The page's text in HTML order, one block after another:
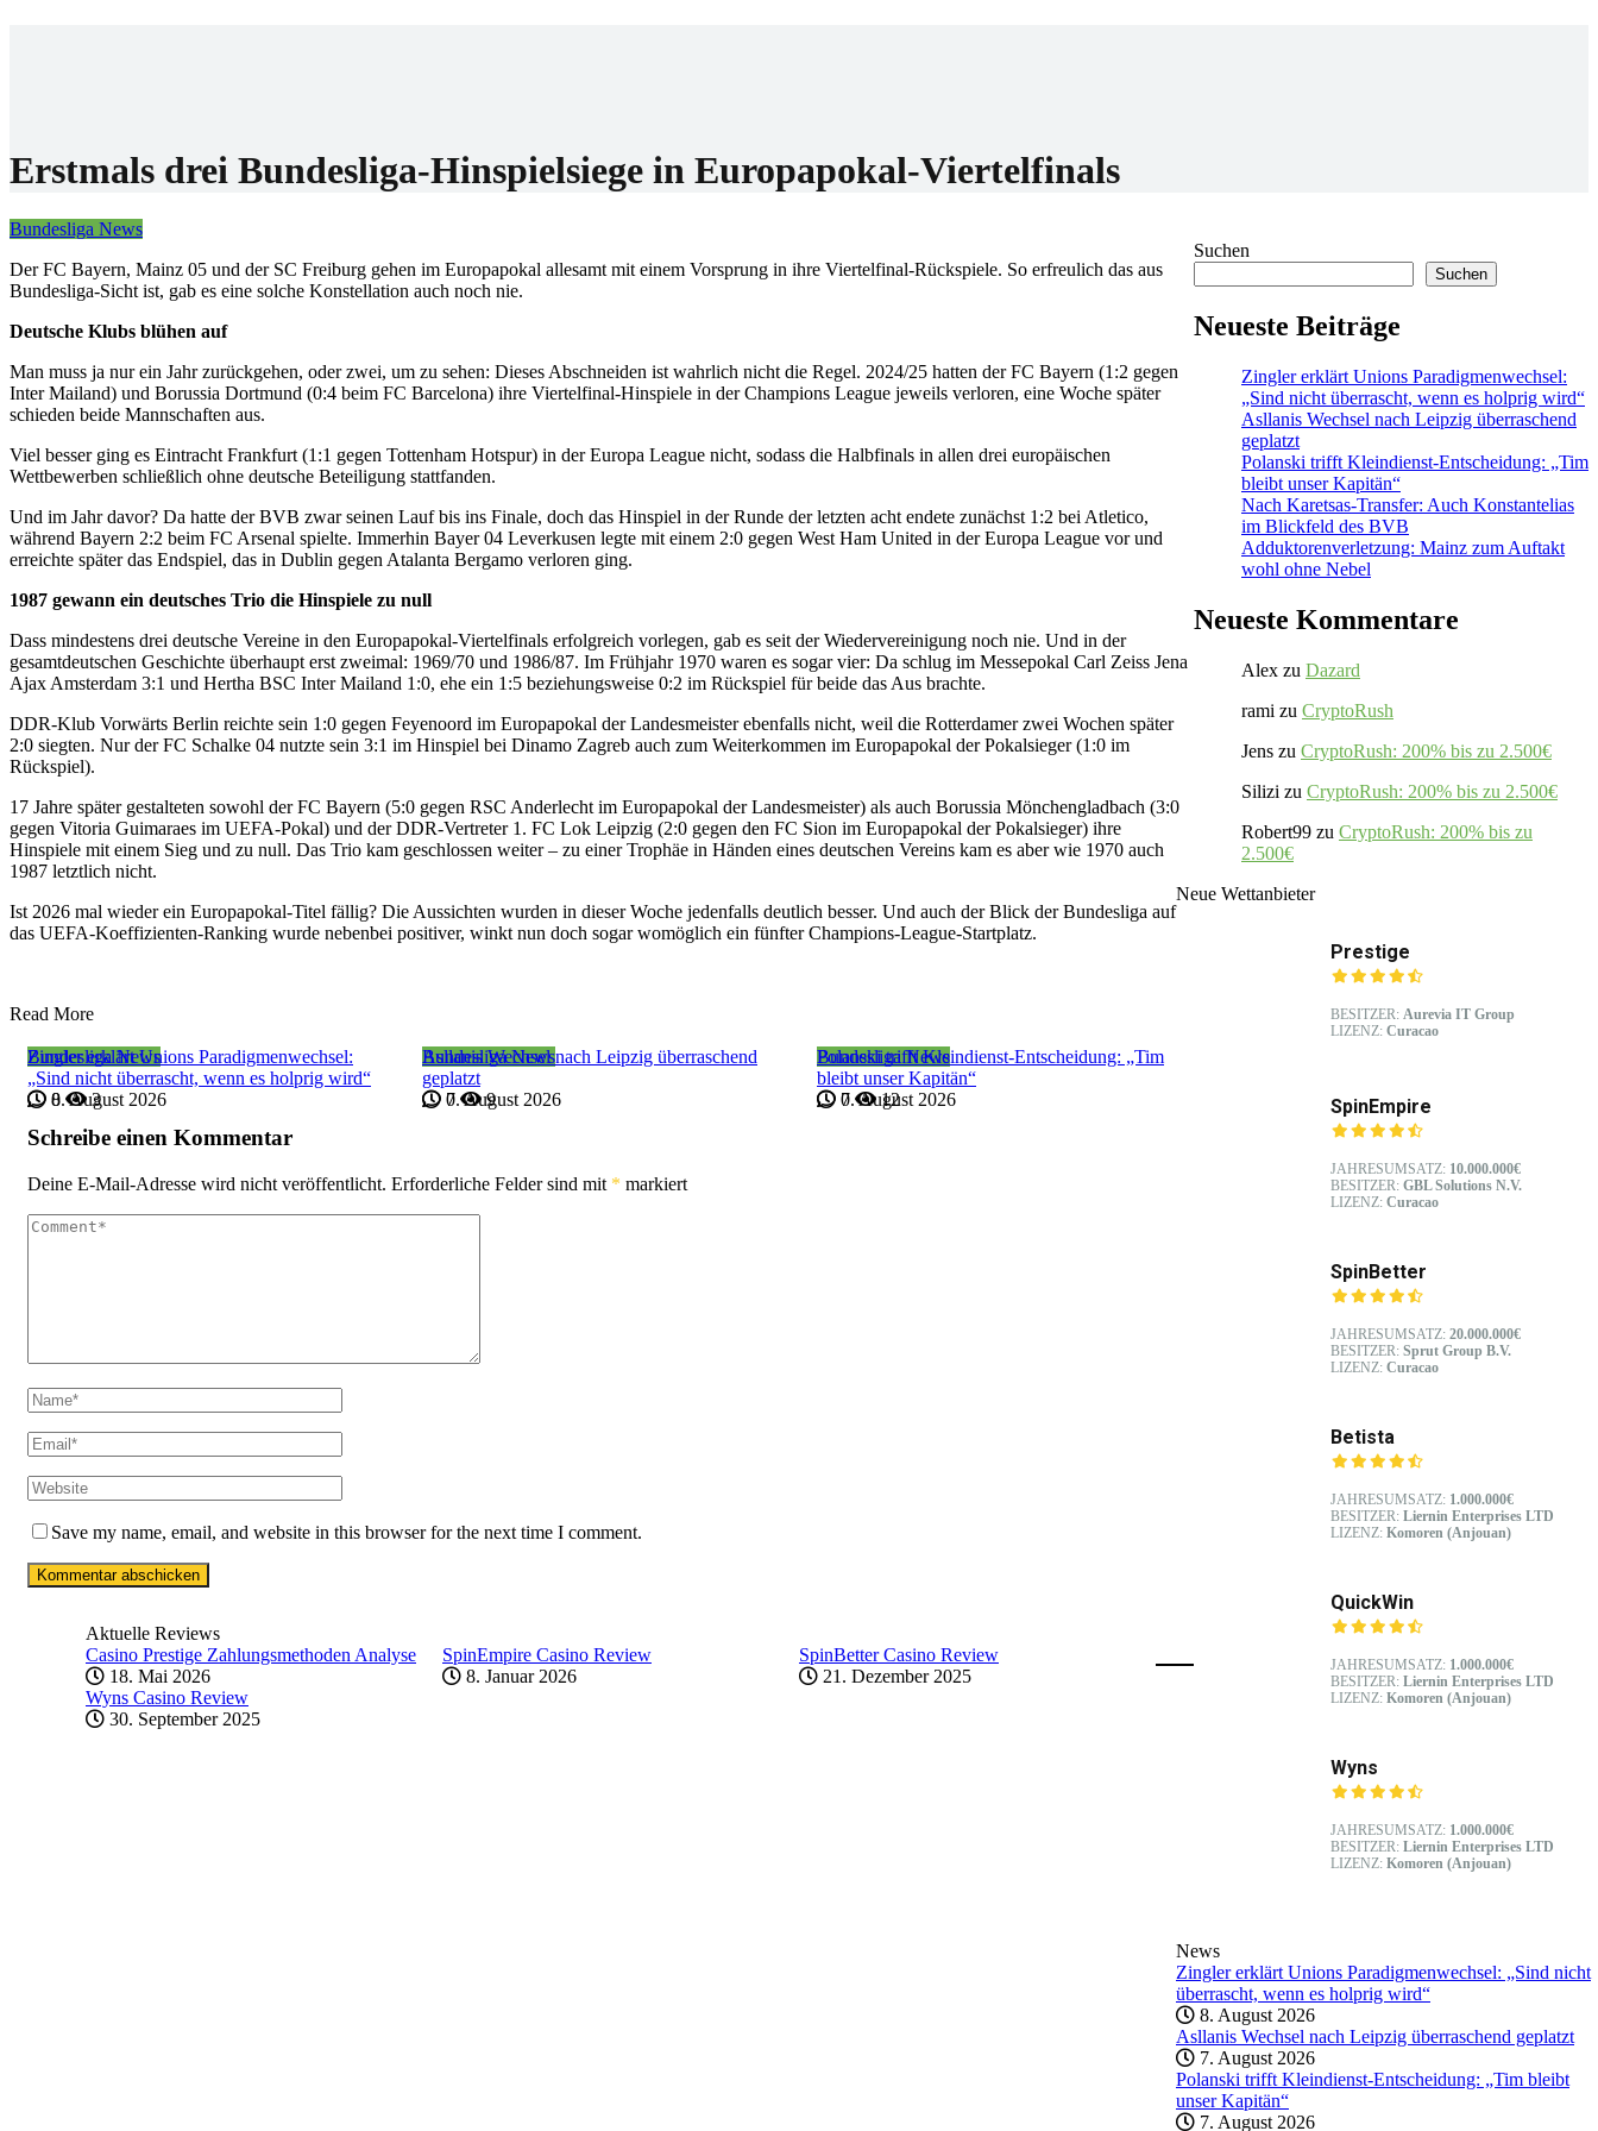
Erstmals drei Bundesliga-Hinspielsiege in Europapokal-Viertelfinals
Bundesliga News
Der FC Bayern, Mainz 05 und der SC Freiburg gehen im Europapokal allesamt mit einem Vorsprung in ihre Viertelfinal-Rückspiele. So erfreulich das aus
Bundesliga-Sicht ist, gab es eine solche Konstellation auch noch nie.
Deutsche Klubs blühen auf
Man muss ja nur ein Jahr zurückgehen, oder zwei, um zu sehen: Dieses Abschneiden ist wahrlich nicht die Regel. 2024/25 hatten der FC Bayern (1:2 gegen
Inter Mailand) und Borussia Dortmund (0:4 beim FC Barcelona) ihre Viertelfinal-Hinspiele in der Champions League jeweils verloren, eine Woche später
schieden beide Mannschaften aus.
Viel besser ging es Eintracht Frankfurt (1:1 gegen Tottenham Hotspur) in der Europa League nicht, sodass die Halbfinals in allen drei europäischen
Wettbewerben schließlich ohne deutsche Beteiligung stattfanden.
Und im Jahr davor? Da hatte der BVB zwar seinen Lauf bis ins Finale, doch das Hinspiel in der Runde der letzten acht endete zunächst 1:2 bei Atletico,
während Bayern 2:2 beim FC Arsenal spielte. Immerhin Bayer 04 Leverkusen legte mit einem 2:0 gegen West Ham United in der Europa League vor und
erreichte später das Endspiel, das in Dublin gegen Atalanta Bergamo verloren ging.
1987 gewann ein deutsches Trio die Hinspiele zu null
Dass mindestens drei deutsche Vereine in den Europapokal-Viertelfinals erfolgreich vorlegen, gab es seit der Wiedervereinigung noch nie. Und in der
gesamtdeutschen Geschichte überhaupt erst zweimal: 1969/70 und 1986/87. Im Frühjahr 1970 waren es sogar vier: Da schlug im Messepokal Carl Zeiss Jena
Ajax Amsterdam 3:1 und Hertha BSC Inter Mailand 1:0, ehe ein 1:5 beziehungsweise 0:2 im Rückspiel für beide das Aus brachte.
DDR-Klub Vorwärts Berlin reichte sein 1:0 gegen Feyenoord im Europapokal der Landesmeister ebenfalls nicht, weil die Rotterdamer zwei Wochen später
2:0 siegten. Nur der FC Schalke 04 nutzte sein 3:1 im Hinspiel bei Dinamo Zagreb auch zum Weiterkommen im Europapokal der Pokalsieger (1:0 im
Rückspiel).
17 Jahre später gestalteten sowohl der FC Bayern (5:0 gegen RSC Anderlecht im Europapokal der Landesmeister) als auch Borussia Mönchengladbach (3:0
gegen Vitoria Guimaraes im UEFA-Pokal) und der DDR-Vertreter 1. FC Lok Leipzig (2:0 gegen den FC Sion im Europapokal der Pokalsieger) ihre
Hinspiele mit einem Sieg und zu null. Das Trio kam geschlossen weiter – zu einer Trophäe in Händen eines deutschen Vereins kam es aber wie 1970 auch
1987 letztlich nicht.
Ist 2026 mal wieder ein Europapokal-Titel fällig? Die Aussichten wurden in dieser Woche jedenfalls deutlich besser. Und auch der Blick der Bundesliga auf
das UEFA-Koeffizienten-Ranking wurde nebenbei positiver, winkt nun doch sogar womöglich ein fünfter Champions-League-Startplatz.
Read More
Bundesliga News
Zingler erklärt Unions Paradigmenwechsel:
„Sind nicht überrascht, wenn es holprig wird“
8. August 2026
0 3
Bundesliga News
Asllanis Wechsel nach Leipzig überraschend
geplatzt
7. August 2026
0 9
Bundesliga News
Polanski trifft Kleindienst-Entscheidung: „Tim
bleibt unser Kapitän“
7. August 2026
0 12
Schreibe einen Kommentar
Deine E-Mail-Adresse wird nicht veröffentlicht. Erforderliche Felder sind mit * markiert
Save my name, email, and website in this browser for the next time I comment.
Suchen
Suchen
Neueste Beiträge
Zingler erklärt Unions Paradigmenwechsel:
„Sind nicht überrascht, wenn es holprig wird“
Asllanis Wechsel nach Leipzig überraschend
geplatzt
Polanski trifft Kleindienst-Entscheidung: „Tim
bleibt unser Kapitän“
Nach Karetsas-Transfer: Auch Konstantelias
im Blickfeld des BVB
Adduktorenverletzung: Mainz zum Auftakt
wohl ohne Nebel
Neueste Kommentare
Alex zu Dazard
rami zu CryptoRush
Jens zu CryptoRush: 200% bis zu 2.500€
Silizi zu CryptoRush: 200% bis zu 2.500€
Robert99 zu CryptoRush: 200% bis zu
2.500€
Neue Wettanbieter
Prestige
BESITZER: Aurevia IT Group
LIZENZ: Curacao
SpinEmpire
JAHRESUMSATZ: 10.000.000€
BESITZER: GBL Solutions N.V.
LIZENZ: Curacao
SpinBetter
JAHRESUMSATZ: 20.000.000€
BESITZER: Sprut Group B.V.
LIZENZ: Curacao
Betista
JAHRESUMSATZ: 1.000.000€
BESITZER: Liernin Enterprises LTD
LIZENZ: Komoren (Anjouan)
QuickWin
JAHRESUMSATZ: 1.000.000€
BESITZER: Liernin Enterprises LTD
LIZENZ: Komoren (Anjouan)
Wyns
JAHRESUMSATZ: 1.000.000€
BESITZER: Liernin Enterprises LTD
LIZENZ: Komoren (Anjouan)
News
Zingler erklärt Unions Paradigmenwechsel: „Sind nicht
überrascht, wenn es holprig wird“
8. August 2026
Asllanis Wechsel nach Leipzig überraschend geplatzt
7. August 2026
Polanski trifft Kleindienst-Entscheidung: „Tim bleibt
unser Kapitän“
7. August 2026
Aktuelle Reviews
Casino Prestige Zahlungsmethoden Analyse
18. Mai 2026
SpinEmpire Casino Review
8. Januar 2026
SpinBetter Casino Review
21. Dezember 2025
Wyns Casino Review
30. September 2025